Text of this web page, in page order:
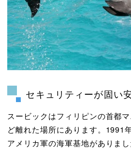
セキュリティーが固い
スービックはフィリピンの首都
ど離れた場所にあります。1991
アメリカ軍の海軍基地がありま